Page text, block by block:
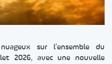
sur l’ensemble du
2026, avec une nouvelle